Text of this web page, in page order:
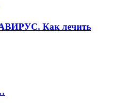
Как лечить